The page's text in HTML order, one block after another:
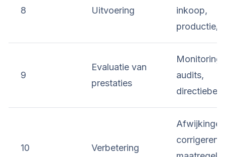
8 Uitvoering
inkoop,
productie/
9
Evaluatie van
prestaties
audits,
10 Verbetering